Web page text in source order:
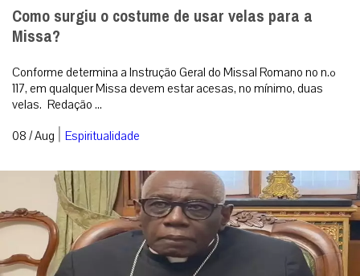
Como surgiu o costume de usar velas para a
Missa?
Conforme determina a Instrução Geral do Missal Romano no n.º
117, em qualquer Missa devem estar acesas, no mínimo, duas
velas. Redação ...
08 / Aug | Espiritualidade